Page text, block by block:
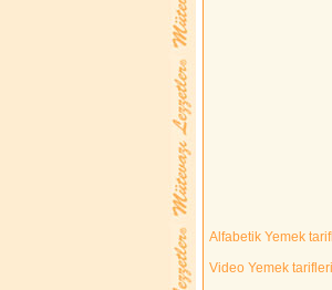
Alfabetik Yemek
Video Yemek tarifleri